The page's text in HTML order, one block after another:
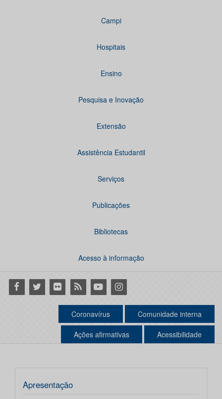
Campi
Hospitais
Ensino
Pesquisa e Inovação
Extensão
Assistência Estudantil
Serviços
Publicações
Bibliotecas
Acesso à informação
Facebook
Twitter Flickr RSS YoutubeInstagram
Coronavírus Comunidade interna
Ações afirmativas Acessibilidade
Apresentação